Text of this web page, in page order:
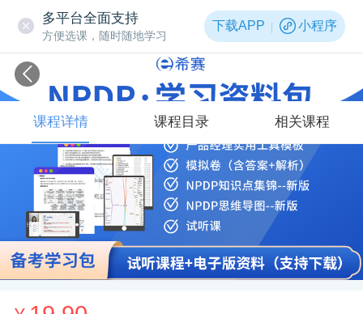
多平台全面支持
方便选课，随时随地学习
下载APP 小程序
课程详情 课程目录 相关课程